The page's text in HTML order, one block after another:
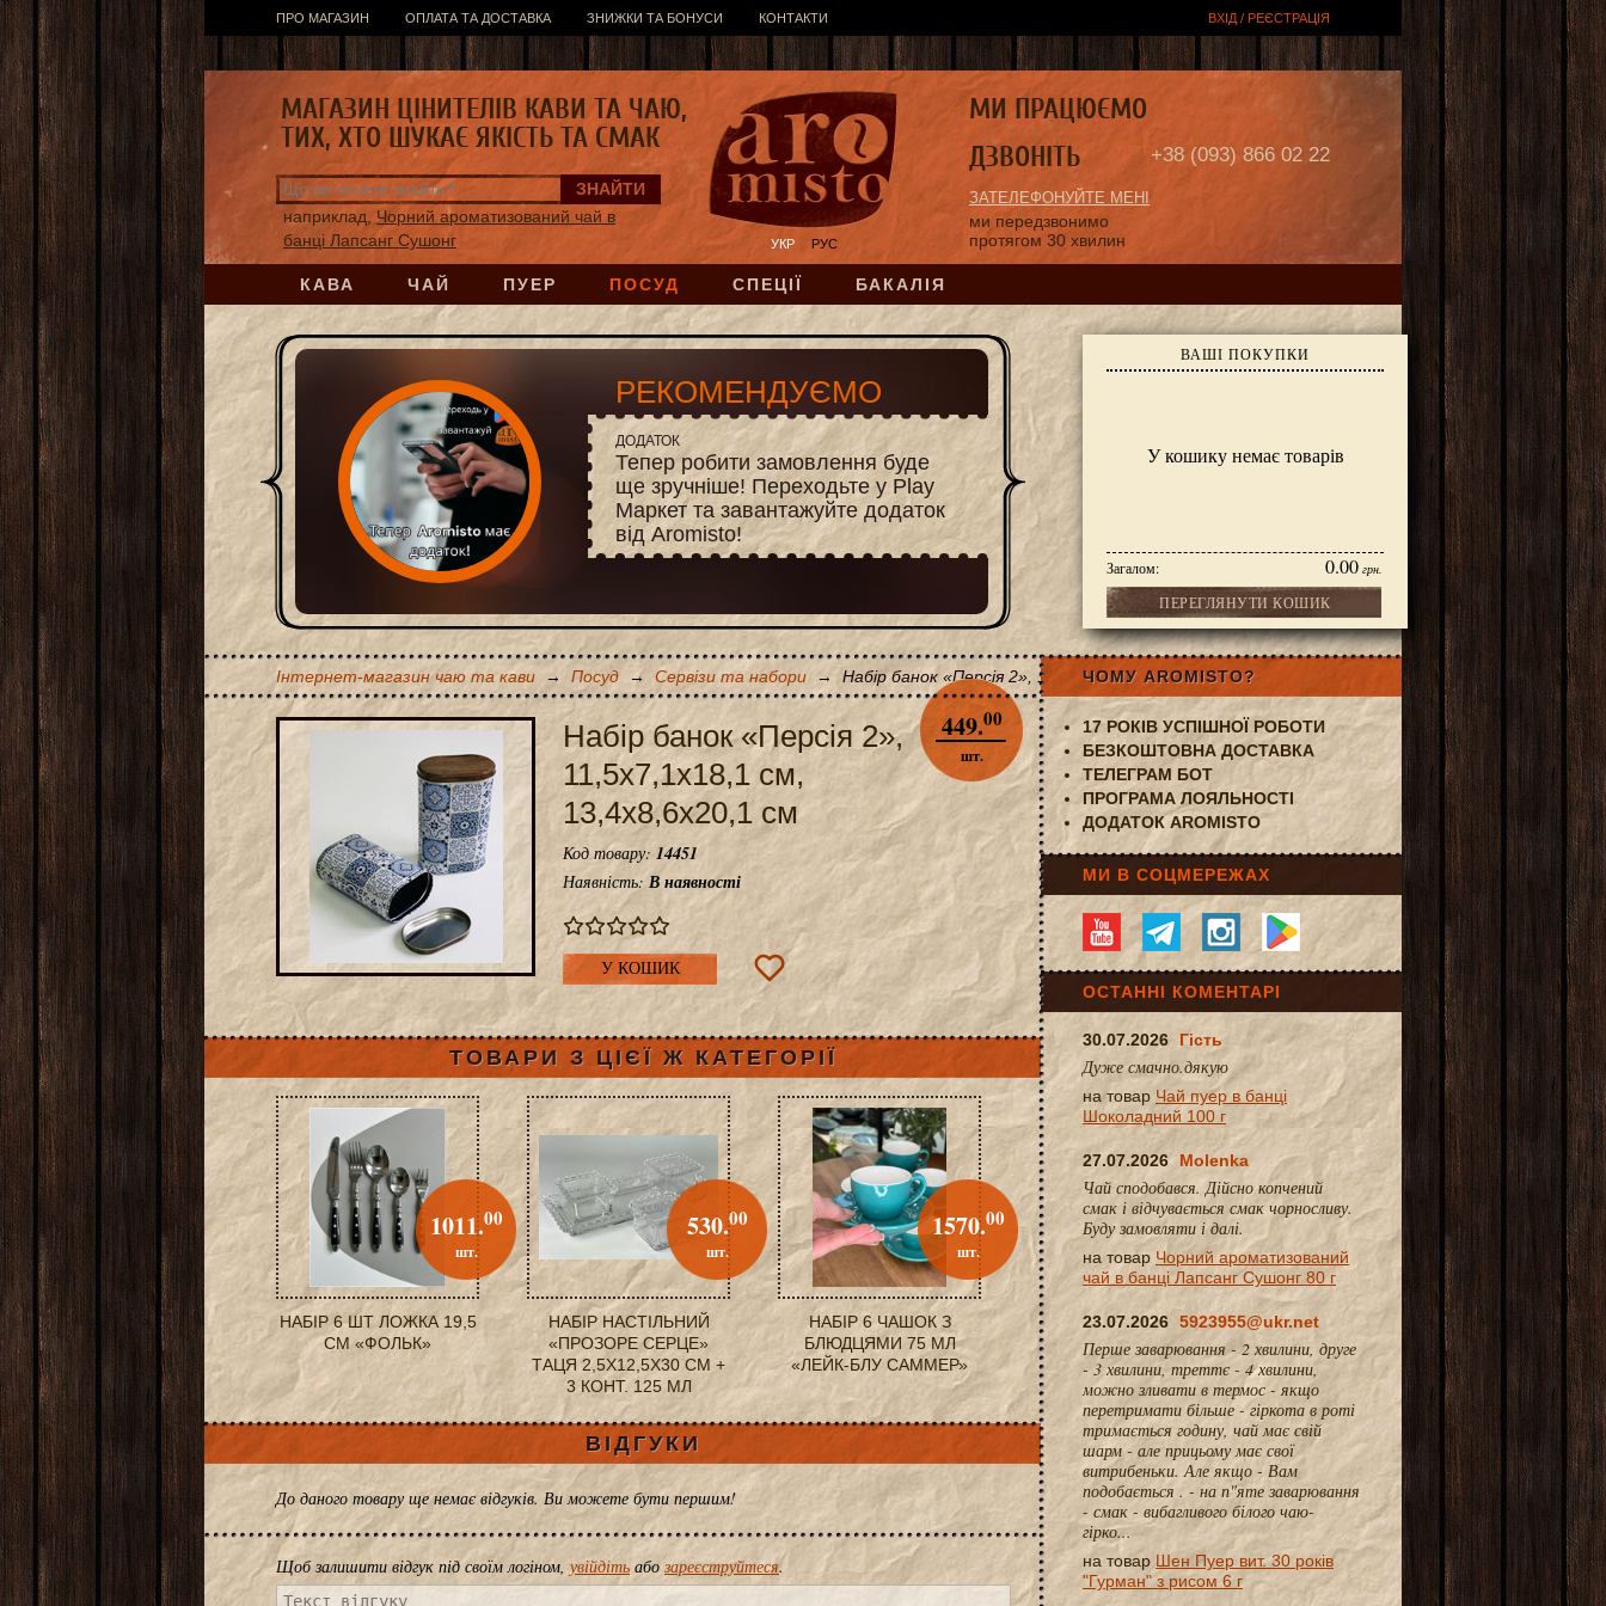
ПРО МАГАЗИН ОПЛАТА ТА ДОСТАВКА ЗНИЖКИ ТА БОНУСИ КОНТАКТИ ВХІД / РЕЄСТРАЦІЯ
КАВА ЧАЙ ПУЕР ПОСУД СПЕЦІЇ БАКАЛІЯ
УКР РУС
наприклад, Чорний ароматизований чай в
банці Лапсанг Сушонг
ВАШІ ПОКУПКИ
У кошику немає товарів
Загалом: 0.00 грн.
ПЕРЕГЛЯНУТИ КОШИК
+38 (093) 866 02 22
ЗАТЕЛЕФОНУЙТЕ МЕНІ
ми передзвонимо
протягом 30 хвилин
МАГАЗИН ЦІНИТЕЛІВ КАВИ ТА ЧАЮ,
ТИХ, ХТО ШУКАЄ ЯКІСТЬ ТА СМАК
МИ ПРАЦЮЄМО
ДЗВОНІТЬ
РЕКОМЕНДУЄМО
ДОДАТОК
Тепер робити замовлення буде
ще зручніше! Переходьте у Play
Маркет та завантажуйте додаток
від Aromisto!
Інтернет-магазин чаю та кави → Посуд → Сервізи та набори → Набір банок «Персія 2», 11,5x7,1x18,1 см, 13,4x8,6x20,1 см
Набір банок «Персія 2»,
11,5x7,1x18,1 см,
13,4x8,6x20,1 см
449.00
шт.
Код товару: 14451
Наявність:В наявності
У КОШИК
ТОВАРИ З ЦІЄЇ Ж КАТЕГОРІЇ
НАБІР 6 ШТ ЛОЖКА 19,5
СМ «ФОЛЬК»
1011.00
шт.
НАБІР НАСТІЛЬНИЙ
«ПРОЗОРЕ СЕРЦЕ»
ТАЦЯ 2,5X12,5X30 СМ +
3 КОНТ. 125 МЛ
530.00
шт.
НАБІР 6 ЧАШОК З
БЛЮДЦЯМИ 75 МЛ
«ЛЕЙК-БЛУ САММЕР»
1570.00
шт.
ВІДГУКИ
До даного товару ще немає відгуків. Ви можете бути першим!
Щоб залишити відгук під своїм логіном, увійдіть абозареєструйтеся.
ЧОМУ AROMISTO?
17 РОКІВ УСПІШНОЇ РОБОТИ
БЕЗКОШТОВНА ДОСТАВКА
ТЕЛЕГРАМ БОТ
ПРОГРАМА ЛОЯЛЬНОСТІ
ДОДАТОК AROMISTO
МИ В СОЦМЕРЕЖАХ
ОСТАННІ КОМЕНТАРІ
30.07.2026 Гість
Дуже смачно.дякую
на товар Чай пуер в банці
Шоколадний 100 г
27.07.2026 Molenka
Чай сподобався. Дійсно копчений
смак і відчувається смак чорносливу.
Буду замовляти і далі.
на товар Чорний ароматизований
чай в банці Лапсанг Сушонг 80 г
23.07.2026 5923955@ukr.net
Перше заварювання - 2 хвилини, друге
- 3 хвилини, треттє - 4 хвилини,
можно зливати в термос - якщо
перетримати більше - гіркота в роті
тримається годину, чай має свій
шарм - але прицьому має свої
витрибеньки. Але якщо - Вам
подобається . - на п"яте заварювання
- смак - вибагливого білого чаю-
гірко...
на товар Шен Пуер вит. 30 років
"Гурман" з рисом 6 г